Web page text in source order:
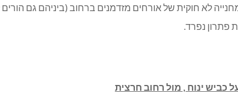
לא חוקית של אורחים מזדמנים ברחוב (ביניהם גם
פתרון נפרד.